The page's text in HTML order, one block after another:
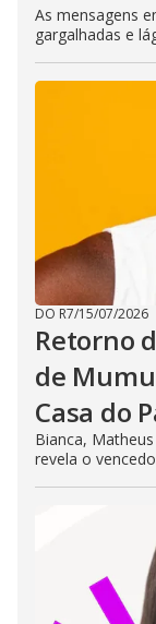
As mensagens
gargalhadas e
DO R7/15/07/2026
Retorno
de
Casa do
Bianca,
revela o